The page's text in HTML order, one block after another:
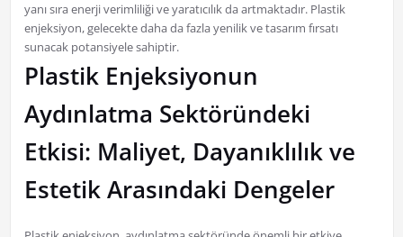
yanı sıra enerji verimliliği ve yaratıcılık da artmaktadır. Plastik
enjeksiyon, gelecekte daha da fazla yenilik ve tasarım fırsatı
sunacak potansiyele sahiptir.
Plastik Enjeksiyonun
Aydınlatma Sektöründeki
Etkisi: Maliyet, Dayanıklılık ve
Estetik Arasındaki Dengeler